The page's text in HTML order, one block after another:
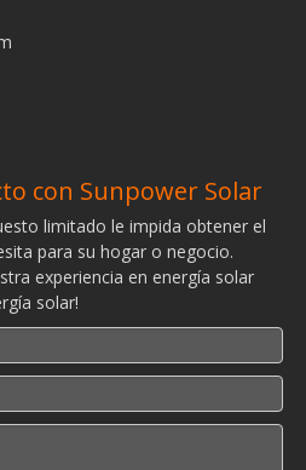
con Sunpower Solar
limitado le impida obtener el
para su hogar o negocio.
experiencia en energía solar
solar!